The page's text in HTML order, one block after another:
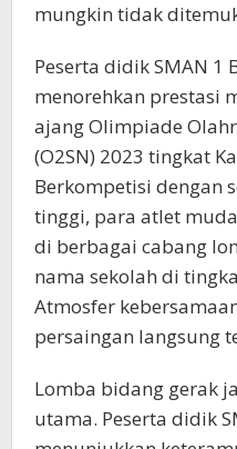
mungkin tidak
Peserta didik SMAN 1
menorehkan prestasi
ajang Olimpiade
(O2SN) 2023 tingkat
Berkompetisi dengan
tinggi, para atlet
di berbagai cabang
nama sekolah di
Atmosfer
persaingan langsung
Lomba bidang gerak
utama. Peserta didik